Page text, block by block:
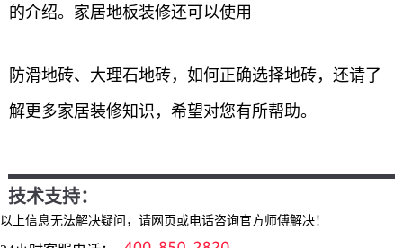
的介绍。家居地板装修还可以使用
防滑地砖、大理石地砖，如何正确选择地砖，还请了
解更多家居装修知识，希望对您有所帮助。
技术支持：
以上信息无法解决疑问，请网页或电话咨询官方师傅解决！